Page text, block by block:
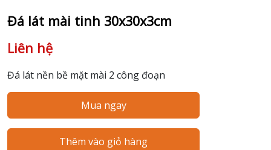
Đá lát mài tinh 30x30x3cm
Liên hệ
Đá lát nền bề mặt mài 2 công đoạn
Mua ngay
Thêm vào giỏ hàng